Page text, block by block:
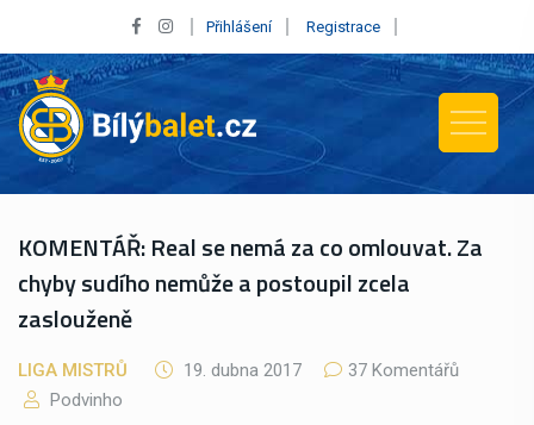
Přihlášení Registrace
KOMENTÁŘ: Real se nemá za co omlouvat. Za
chyby sudího nemůže a postoupil zcela
zaslouženě
LIGA MISTRŮ 19. dubna 2017
37 Komentářů
Podvinho